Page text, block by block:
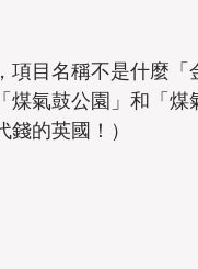
項目名稱不是什麼
煤氣鼓公園」和「
的英國！）